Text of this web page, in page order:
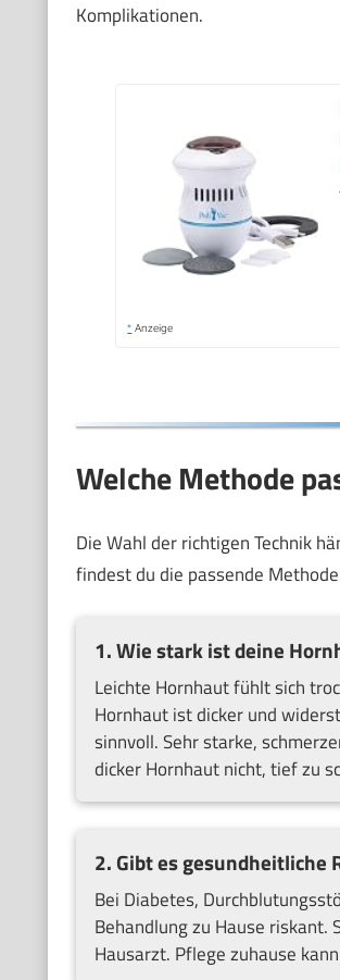
Komplikationen.
* Anzeige
Welche Methode
Die Wahl der richtigen Technik
findest du die passende
1. Wie stark ist deine
Leichte Hornhaut fühlt sich
Hornhaut ist dicker und
sinnvoll. Sehr starke,
dicker Hornhaut nicht, tief zu
2. Gibt es gesundheitliche
Bei Diabetes,
Behandlung zu Hause riskant.
Hausarzt. Pflege zuhause